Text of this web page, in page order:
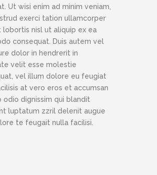
Ut wisi enim ad minim veniam,
exerci tation ullamcorper
lobortis nisl ut aliquip ex ea
consequat. Duis autem vel
dolor in hendrerit in
velit esse molestie
vel illum dolore eu feugiat
at vero eros et accumsan
odio dignissim qui blandit
luptatum zzril delenit augue
te feugait nulla facilisi.